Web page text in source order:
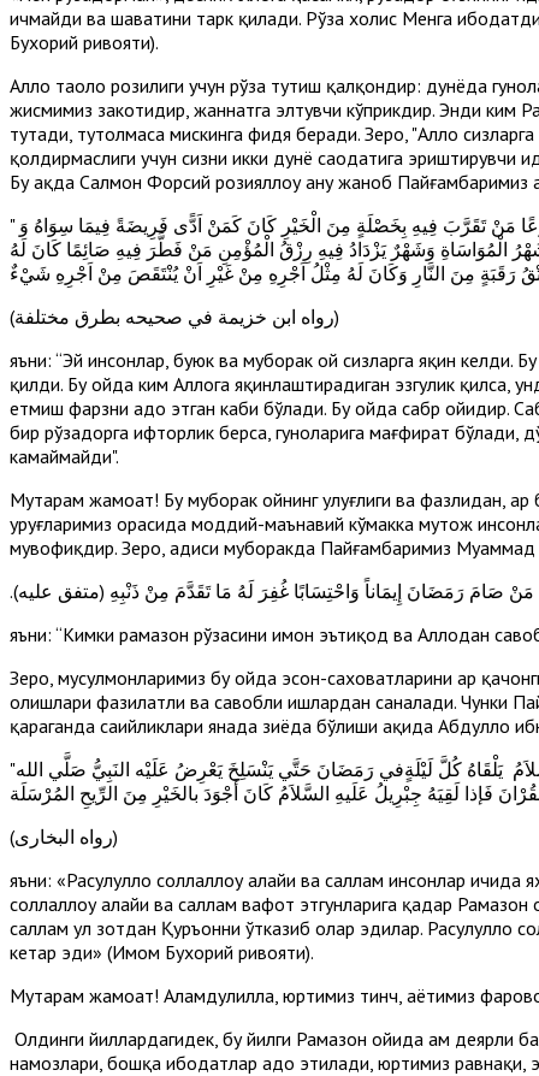
ичмайди ва шаҳватини тарк қилади. Рўза холис Менга
Бухорий ривояти).
Аллоҳ таоло розилиги учун рўза тутиш қалқондир: дунёда
жисмимиз закотидир, жаннатга элтувчи кўприкдир. Энди ким
тутади, тутолмаса мискинга фидя беради. Зеро, "Аллоҳ
қолдирмаслиги учун сизни икки дунё саодатига эриштирувчи
Бу ҳақда Салмон Форсий розияллоҳу анҳу жаноб
" يَا اَيُّهاَ النَّاسُ. قَدْ اَظَلَّكُمْ شَهْرٌ عَظِيمٌ شَهْرٌ مُبَارَكٌ شَهْرٌ فِيهِ لَيْلَةٌ خَيْرٌ مِنْ اَلْفُ شَهْرٍ جَعَلَ اللهُ صِيَامَهُ فَرِيضَةً وَقِيَامَ لَيْلِهِ تَطَوُّعًا مَنْ تَقَرَّبَ فِيهِ بِخَصْلَةٍ مِنَ الْخَيْرِ كَانَ كَمَنْ اَدًّى فَرِيضَةً فِيمَا سِوَاهُ وَ
الْمُوَاسَاةِ وَشَهْرٌ يَزْدَادُ فِيهِ رِزْقُ الْمُؤْمِنِ مَنْ فَطَّرَ فِيهِ صَائِمًا كَانَ لَهُ
(رواه ابن خزيمة في صحيحه بطرق مختلفة)
яъни: “Эй инсонлар, буюк ва муборак ой сизларга яқин келди.
қилди. Бу ойда ким Аллоҳга яқинлаштирадиган эзгулик
етмиш фарзни адо этган каби бўлади. Бу ойда сабр ойидир.
бир рўзадорга ифторлик берса, гуноҳларига мағфират
камаймайди".
Муҳтарам жамоат! Бу муборак ойнинг улуғлиги ва фазлидан,
уруғларимиз орасида моддий-маънавий кўмакка муҳтож
мувофиқдир. Зеро, ҳадиси муборакда Пайғамбаримиз Муҳаммад
.(مَنْ صَامَ رَمَضَانَ إِيمَاناً وَاحْتِسَابًا غُفِرَ لَهُ مَا تَقَدَّمَ مِنْ ذَنْبِهِ (متفق عليه
яъни: “Кимки рамазон рўзасини имон эътиқод ва Аллоҳдан
Зеро, мусулмонларимиз бу ойда эҳсон-саховатларини ҳар
олишлари фазилатли ва савобли ишлардан саналади. Чунки
қараганда саҳийликлари янада зиёда бўлиши ҳақида Абдуллоҳ
"كَانَ النَبِيُّ صَلَّي الله عَلَيه وَسلم أَجْوَدَ النَّاسِ بالخَيرِ وَكَانَ أَجْوَدَ ما يَكُونُفي رَمَضَانَ حِينَ يَلْقَاهُ جِبْرِيلُ وَكَانَ جِبْرِيلُ عَلَيهِ السَّلاَمُ يَلْقَاهُ كُلَّ لَيْلَةٍفي رَمَضَانَ حَتَّي يَنْسَلِخَ يَعْرِضُ عَلَيْه النَبِيُّ صَلَّي الله
(رواه البخارى)
яъни: «Расулуллоҳ соллаллоҳу алайҳи ва саллам инсонлар
соллаллоҳу алайҳи ва саллам вафот этгунларига қадар Рамазон
саллам ул зотдан Қуръонни ўтказиб олар эдилар. Расулуллоҳ
кетар эди» (Имом Бухорий ривояти).
Муҳтарам жамоат! Алҳамдулиллаҳ, юртимиз тинч, ҳаётимиз
Олдинги йиллардагидек, бу йилги Рамазон ойида ҳам деярли
намозлари, бошқа ибодатлар адо этилади, юртимиз равнақи,